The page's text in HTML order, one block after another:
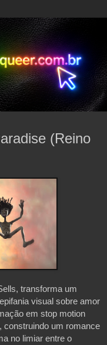
(Reino
transforma um
visual sobre amor
em stop motion
construindo um romance
no limiar entre o